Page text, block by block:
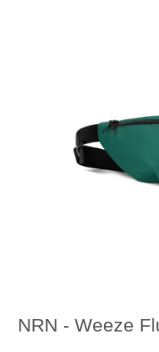
NRN - Weeze